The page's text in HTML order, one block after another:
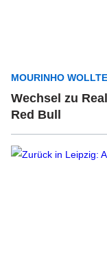
MOURINHO
Wechsel zu
Red Bull